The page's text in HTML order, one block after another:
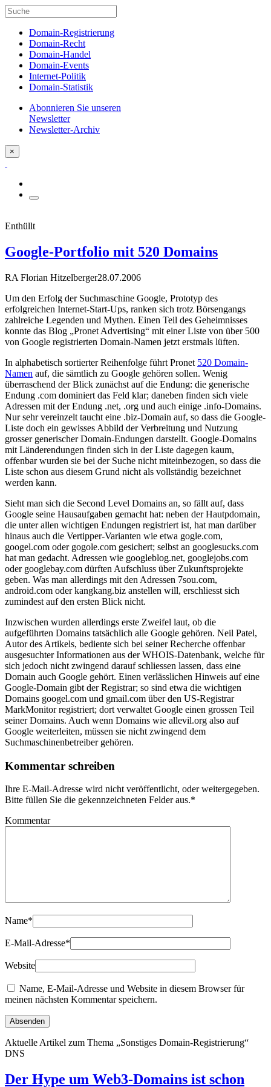
Domain-Registrierung
Domain-Recht
Domain-Handel
Domain-Events
Internet-Politik
Domain-Statistik
Abonnieren Sie unseren
Newsletter
Newsletter-Archiv
×
Enthüllt
Google-Portfolio mit 520 Domains
RA Florian Hitzelberger28.07.2006
Um den Erfolg der Suchmaschine Google, Prototyp des
erfolgreichen Internet-Start-Ups, ranken sich trotz Börsengangs
zahlreiche Legenden und Mythen. Einen Teil des Geheimnisses
konnte das Blog „Pronet Advertising“ mit einer Liste von über 500
von Google registrierten Domain-Namen jetzt erstmals lüften.
In alphabetisch sortierter Reihenfolge führt Pronet 520 Domain-
Namen auf, die sämtlich zu Google gehören sollen. Wenig
überraschend der Blick zunächst auf die Endung: die generische
Endung .com dominiert das Feld klar; daneben finden sich viele
Adressen mit der Endung .net, .org und auch einige .info-Domains.
Nur sehr vereinzelt taucht eine .biz-Domain auf, so dass die Google-
Liste doch ein gewisses Abbild der Verbreitung und Nutzung
grosser generischer Domain-Endungen darstellt. Google-Domains
mit Länderendungen finden sich in der Liste dagegen kaum,
offenbar wurden sie bei der Suche nicht miteinbezogen, so dass die
Liste schon aus diesem Grund nicht als vollständig bezeichnet
werden kann.
Sieht man sich die Second Level Domains an, so fällt auf, dass
Google seine Hausaufgaben gemacht hat: neben der Hautpdomain,
die unter allen wichtigen Endungen registriert ist, hat man darüber
hinaus auch die Vertipper-Varianten wie etwa gogle.com,
googel.com oder gogole.com gesichert; selbst an googlesucks.com
hat man gedacht. Adressen wie googleblog.net, googlejobs.com
oder googlebay.com dürften Aufschluss über Zukunftsprojekte
geben. Was man allerdings mit den Adressen 7sou.com,
android.com oder kangkang.biz anstellen will, erschliesst sich
zumindest auf den ersten Blick nicht.
Inzwischen wurden allerdings erste Zweifel laut, ob die
aufgeführten Domains tatsächlich alle Google gehören. Neil Patel,
Autor des Artikels, bediente sich bei seiner Recherche offenbar
ausgesuchter Informationen aus der WHOIS-Datenbank, welche für
sich jedoch nicht zwingend darauf schliessen lassen, dass eine
Domain auch Google gehört. Einen verlässlichen Hinweis auf eine
Google-Domain gibt der Registrar; so sind etwa die wichtigen
Domains googel.com und gmail.com über den US-Registrar
MarkMonitor registriert; dort verwaltet Google einen grossen Teil
seiner Domains. Auch wenn Domains wie allevil.org also auf
Google weiterleiten, müssen sie nicht zwingend dem
Suchmaschinenbetreiber gehören.
Kommentar schreiben
Ihre E-Mail-Adresse wird nicht veröffentlicht, oder weitergegeben.
Bitte füllen Sie die gekennzeichneten Felder aus.*
Kommentar
Name*
E-Mail-Adresse*
Website
Name, E-Mail-Adresse und Website in diesem Browser für
meinen nächsten Kommentar speichern.
Aktuelle Artikel zum Thema „Sonstiges Domain-Registrierung“
DNS
Der Hype um Web3-Domains ist schon